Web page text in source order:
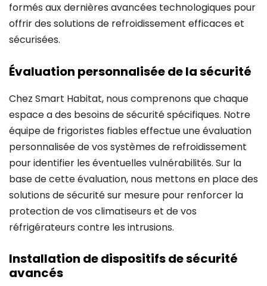
formés aux dernières avancées technologiques pour
offrir des solutions de refroidissement efficaces et
sécurisées.
Évaluation personnalisée de la sécurité
Chez Smart Habitat, nous comprenons que chaque
espace a des besoins de sécurité spécifiques. Notre
équipe de frigoristes fiables effectue une évaluation
personnalisée de vos systèmes de refroidissement
pour identifier les éventuelles vulnérabilités. Sur la
base de cette évaluation, nous mettons en place des
solutions de sécurité sur mesure pour renforcer la
protection de vos climatiseurs et de vos
réfrigérateurs contre les intrusions.
Installation de dispositifs de sécurité
avancés